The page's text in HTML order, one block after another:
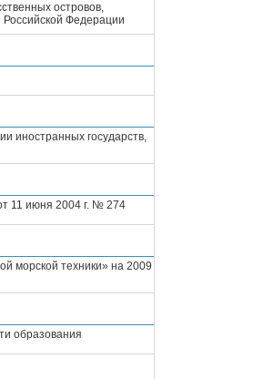
островов,
Российской Федерации
иностранных государств,
11 июня 2004 г. № 274
морской техники» на 2009
образования